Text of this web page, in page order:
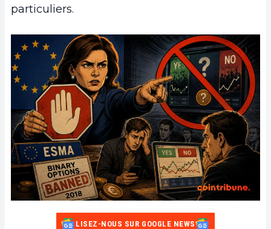
particuliers.
LISEZ-NOUS SUR GOOGLE NEWS